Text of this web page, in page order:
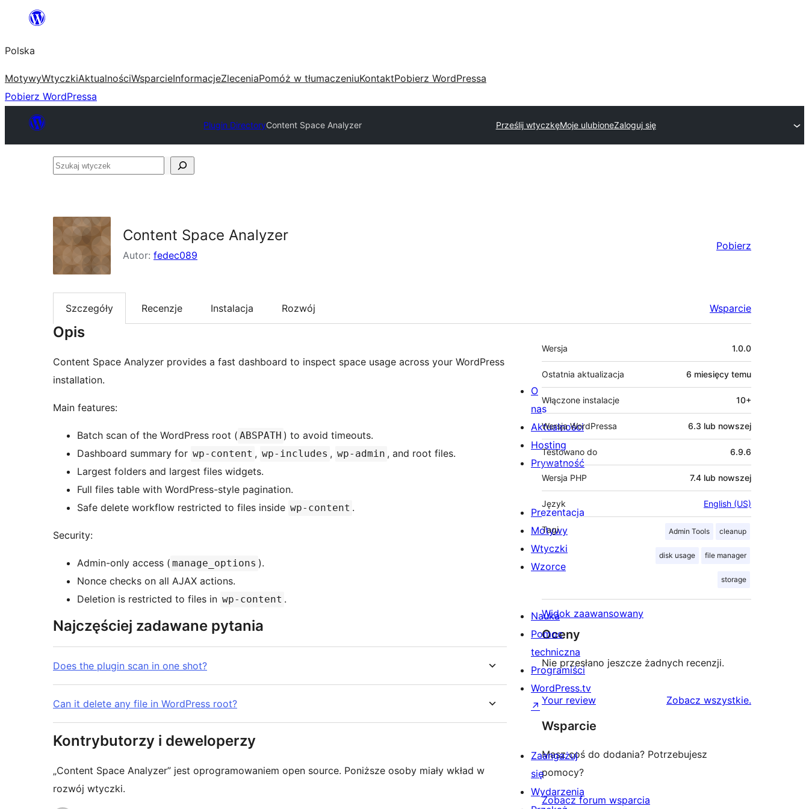
Przejdź
treści
Polska
MotywyWtyczkiAktualnościWsparcieInformacjeZleceniaPomóż w tłumaczeniuKontaktPobierz WordPressa
Pobierz WordPressa
Plugin DirectoryContent Space Analyzer Prześlij wtyczkęMoje ulubioneZaloguj się
Szukaj
Content Space Analyzer
Autor: fedec089
Pobierz
Szczegóły Recenzje Instalacja Rozwój Wsparcie
Opis
Content Space Analyzer provides a fast dashboard to inspect space usage across your WordPress
installation.
Main features:
Batch scan of the WordPress root ( ABSPATH ) to avoid timeouts.
Dashboard summary for wp-content , wp-includes , wp-admin , and root files.
Largest folders and largest files widgets.
Full files table with WordPress-style pagination.
Safe delete workflow restricted to files inside wp-content .
Security:
Admin-only access ( manage_options ).
Nonce checks on all AJAX actions.
Deletion is restricted to files in wp-content .
Najczęściej zadawane pytania
Does the plugin scan in one shot?
Can it delete any file in WordPress root?
Kontrybutorzy i deweloperzy
„Content Space Analyzer” jest oprogramowaniem open source. Poniższe osoby miały wkład w
rozwój wtyczki.
Meta
Wersja 1.0.0
Ostatnia aktualizacja 6 miesięcy temu
Włączone instalacje 10+
Wersja WordPressa 6.3 lub nowszej
Testowano do 6.9.6
Wersja PHP 7.4 lub nowszej
Język English (US)
Tagi Admin Tools cleanup
disk usage file manager
storage
Widok zaawansowany
Oceny
Nie przesłano jeszcze żadnych recenzji.
Your review Zobacz wszystkierecenzje
.
Wsparcie
Masz coś do dodania? Potrzebujesz
pomocy?
Zobacz forum wsparcia
O
nas
Aktualności
Hosting
Prywatność
Prezentacja
Motywy
Wtyczki
Wzorce
Nauka
Pomoc
techniczna
Programiści
WordPress.tv
↗
Zaangażuj
się
Wydarzenia